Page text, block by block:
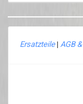
Ersatzteile| AGB